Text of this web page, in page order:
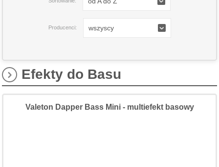
Producenci: wszyscy
Efekty do Basu
Valeton Dapper Bass Mini - multiefekt basowy